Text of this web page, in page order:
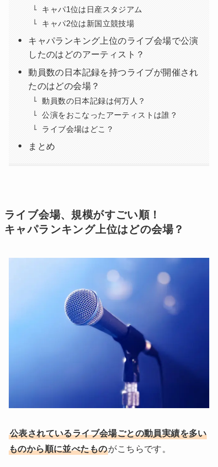
キャパ1位は日産スタジアム
キャパ2位は新国立競技場
キャパランキング上位のライブ会場で公演
したのはどのアーティスト？
動員数の日本記録を持つライブが開催され
たのはどの会場？
動員数の日本記録は何万人？
公演をおこなったアーティストは誰？
ライブ会場はどこ？
まとめ
ライブ会場、規模がすごい順！
キャパランキング上位はどの会場？
公表されているライブ会場ごとの動員実績を多い
ものから順に並べたものがこちらです。